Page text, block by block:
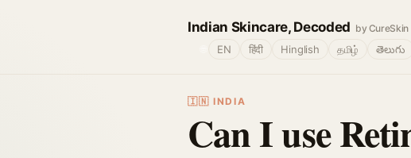
Indian Skincare, Decoded by CureSkin
EN हिंदी Hinglish தமிழ் తెలుగు
🇮🇳 INDIA
Can I use